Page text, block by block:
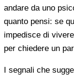
andare da uno
quanto pensi: se
impedisce di
per chiedere un
I segnali che